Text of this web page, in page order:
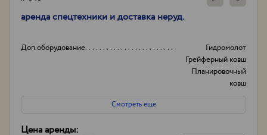
аренда спецтехники и доставка неруд.
Доп.оборудование
Гидромолот
Грейферный ковш
Планировочный
ковш
И другое...
Смотреть еще
Цена аренды: